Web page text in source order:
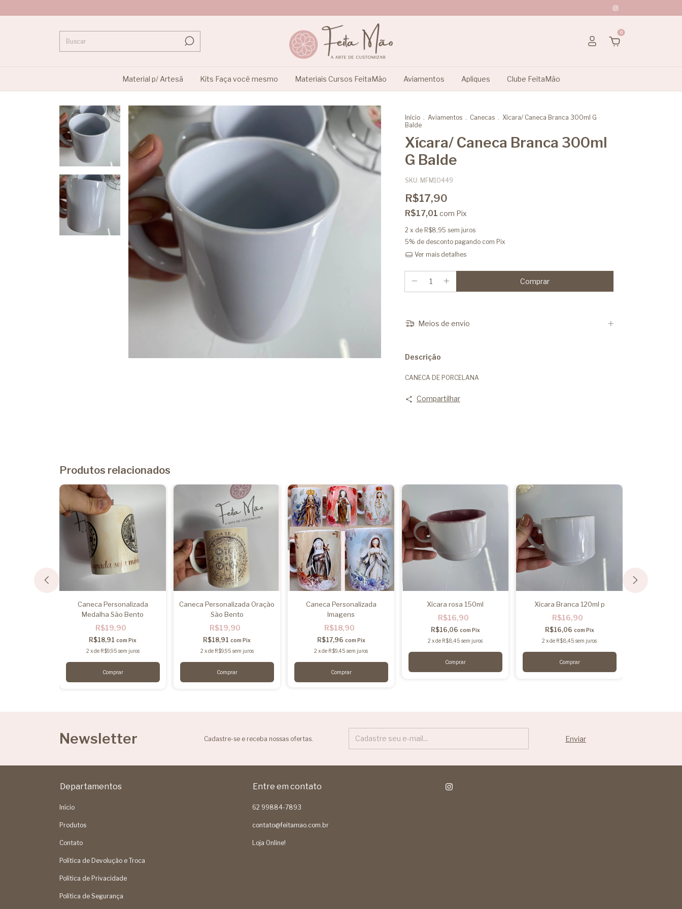
0
Material p/ Artesã Kits Faça você mesmo Materiais Cursos FeitaMão Aviamentos Apliques Clube FeitaMão
Início . Aviamentos . Canecas . Xícara/ Caneca Branca 300ml G
Balde
Xícara/ Caneca Branca 300ml
G Balde
SKU: MFM10449
R$17,90
R$17,01 com Pix
2 x de R$8,95 sem juros
5% de desconto pagando com Pix
Ver mais detalhes
Meios de envio
Descrição
CANECA DE PORCELANA
Compartilhar
Produtos relacionados
Caneca Personalizada
Medalha São Bento
R$19,90
R$18,91 com Pix
2 xde R$9,95 sem juros
Caneca Personalizada Oração
São Bento
R$19,90
R$18,91 com Pix
2 xde R$9,95 sem juros
Caneca Personalizada
Imagens
R$18,90
R$17,96 com Pix
2 xde R$9,45 sem juros
Comprar
Xícara rosa 150ml
R$16,90
R$16,06 com Pix
2 xde R$8,45 sem juros
Xícara Branca 120ml p
R$16,90
R$16,06 com Pix
2 xde R$8,45 sem juros
Newsletter Cadastre-se e receba nossas ofertas.
Departamentos
Início
Produtos
Contato
Política de Devolução e Troca
Política de Privacidade
Política de Segurança
Entre em contato
62 99884-7893
contato@feitamao.com.br
Loja Online!